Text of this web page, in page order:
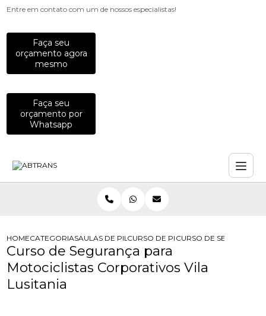
Entre em contato com um de nossos especialistas!
Faça seu
orçamento agora
mesmo
Faça seu
orçamento por
Whatsapp
HOMECATEGORIASAULAS DE PILOTAGEM PARA EMPRESAS
CURSO DE PILOTAGEM PARA
CURSO DE
Curso de Segurança para
Motociclistas Corporativos Vila
Lusitania